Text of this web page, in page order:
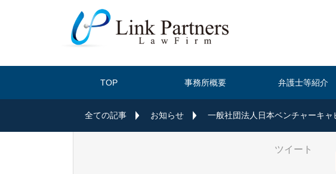
TOP 事務所概要 弁護士等紹介
全ての記事 お知らせ 一般社団法人日本ベンチャーキ
ツイート